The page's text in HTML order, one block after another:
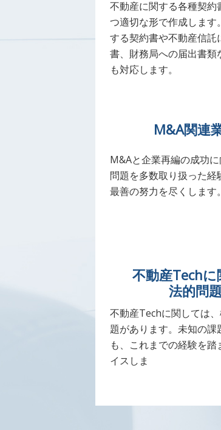
不動産に関する各種契約
つ適切な形で作成します
する契約書や不動産信託
書、財務局への届出書類
も対応します。
M&A関連
M&Aと企業再編の成功
問題を多数取り扱った経
最善の努力を尽くします。
不動産Techに
法的問題
不動産Techに関しては
題があります。未知の課
も、これまでの経験を踏
イスしま